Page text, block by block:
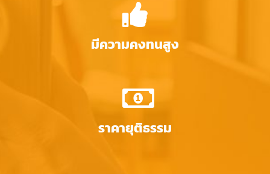
มีความคงทนสูง
ราคายุติธรรม